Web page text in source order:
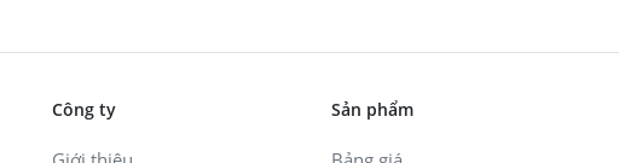
Công ty Sản phẩm